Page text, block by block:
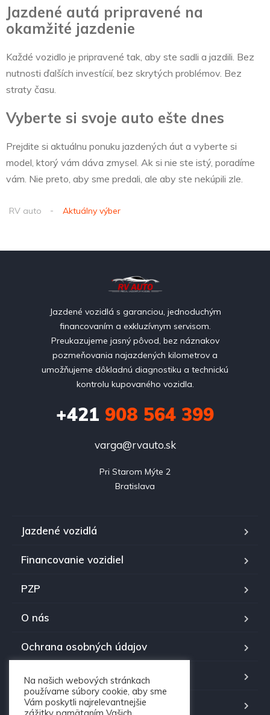
Jazdené autá pripravené na
okamžité jazdenie
Každé vozidlo je pripravené tak, aby ste sadli a jazdili. Bez
nutnosti ďalších investícií, bez skrytých problémov. Bez
straty času.
Vyberte si svoje auto ešte dnes
Prejdite si aktuálnu ponuku jazdených áut a vyberte si
model, ktorý vám dáva zmysel. Ak si nie ste istý, poradíme
vám. Nie preto, aby sme predali, ale aby ste nekúpili zle.
RV auto Aktuálny výber
Jazdené vozidlá s garanciou, jednoduchým
financovaním a exkluzívnym servisom.
Preukazujeme jasný pôvod, bez náznakov
pozmeňovania najazdených kilometrov a
umožňujeme dôkladnú diagnostiku a technickú
kontrolu kupovaného vozidla.
+421 908 564 399
varga@rvauto.sk
Pri Starom Mýte 2
Bratislava
Jazdené vozidlá
Financovanie vozidiel
PZP
O nás
Ochrana osobných údajov
Kontakt RV auto
Časté otázky
Na našich webových stránkach
používame súbory cookie, aby sme
Vám poskytli najrelevantnejšie